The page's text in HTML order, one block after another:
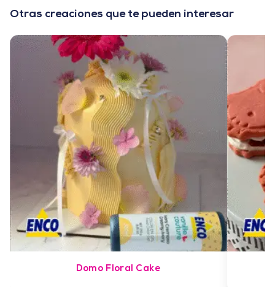
Otras creaciones que te pueden interesar
Domo Floral Cake